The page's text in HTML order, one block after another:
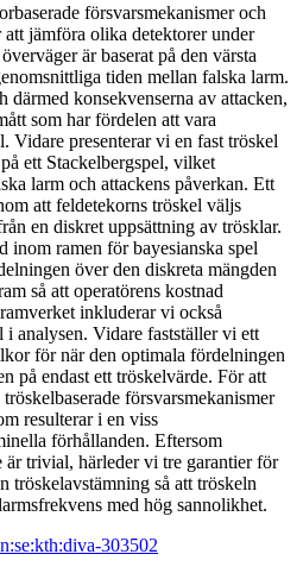
försvarsmekanismer och
jämföra olika detektorer under
är baserat på den värsta
tiden mellan falska larm.
därmed konsekvenserna av attacken,
som har fördelen att vara
Vidare presenterar vi en fast tröskel
ett Stackelbergspel, vilket
larm och attackens påverkan. Ett
att feldetekorns tröskel väljs
en diskret uppsättning av trösklar.
inom ramen för bayesianska spel
över den diskreta mängden
så att operatörens kostnad
inkluderar vi också
i analysen. Vidare fastställer vi ett
för när den optimala fördelningen
på endast ett tröskelvärde. För att
försvarsmekanismer
resulterar i en viss
förhållanden. Eftersom
trivial, härleder vi tre garantier för
tröskelavstämning så att tröskeln
med hög sannolikhet.
303502